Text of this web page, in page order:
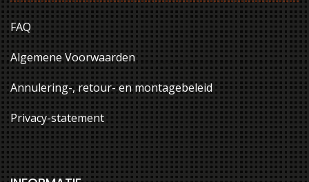
FAQ
Algemene Voorwaarden
Annulering-, retour- en montagebeleid
Privacy-statement